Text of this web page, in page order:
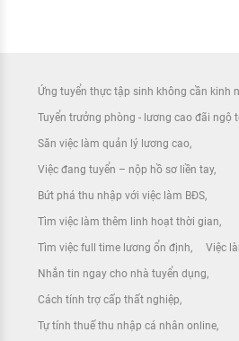
Ứng tuyển thực tập sinh không cần kinh
Tuyển trưởng phòng - lương cao đãi ngộ
Săn việc làm quản lý lương cao
Việc đang tuyển – nộp hồ sơ liền tay
Bứt phá thu nhập với việc làm BĐS
Tìm việc làm thêm linh hoạt thời gian
Tìm việc full time lương ổn định Việc
Nhắn tin ngay cho nhà tuyển dụng
Cách tính trợ cấp thất nghiệp
Tự tính thuế thu nhập cá nhân online